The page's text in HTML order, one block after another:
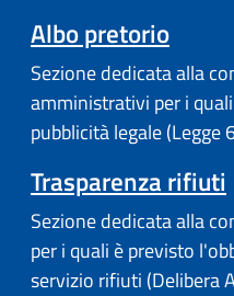
Albo pretorio
Sezione dedicata alla
amministrativi per i
pubblicità legale (Legge
Trasparenza rifiuti
Sezione dedicata alla
per i quali è previsto
servizio rifiuti (Delibera